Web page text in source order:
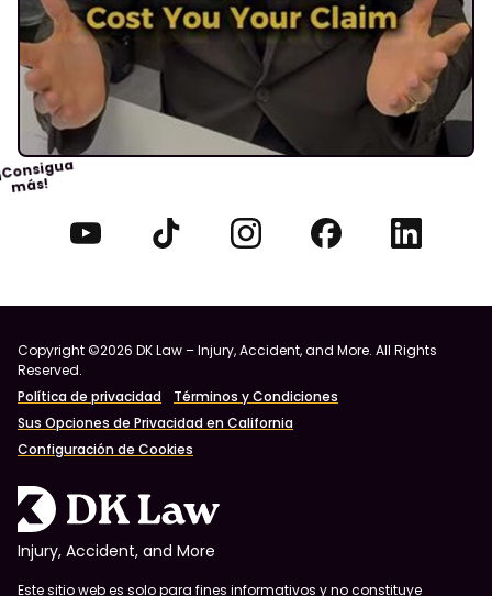
más!
Copyright ©2026 DK Law – Injury, Accident, and More. All Rights
Reserved.
Política de privacidad
Términos y Condiciones
Sus Opciones de Privacidad en California
Configuración de Cookies
Injury, Accident, and More
Este sitio web es solo para fines informativos y no constituye